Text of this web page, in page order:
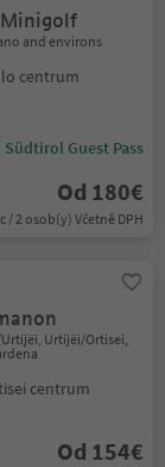
and environs
centrum
Südtirol Guest Pass
Od 180€
/ 2 osob(y) Včetně DPH
Urtijëi/Ortisei,
centrum
Od 154€